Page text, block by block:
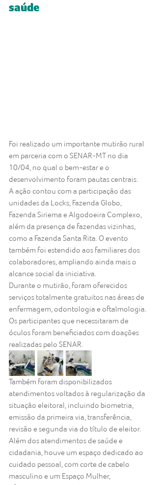
saúde
Foi realizado um importante mutirão rural
em parceria com o SENAR-MT no dia
10/04, no qual o bem-estar e o
desenvolvimento foram pautas centrais.
A ação contou com a participação das
unidades da Locks, Fazenda Globo,
Fazenda Siriema e Algodoeira Complexo,
além da presença de fazendas vizinhas,
como a Fazenda Santa Rita. O evento
também foi estendido aos familiares dos
colaboradores, ampliando ainda mais o
alcance social da iniciativa.
Durante o mutirão, foram oferecidos
serviços totalmente gratuitos nas áreas de
enfermagem, odontologia e oftalmologia.
Os participantes que necessitaram de
óculos foram beneficiados com doações
realizadas pelo SENAR.
Também foram disponibilizados
atendimentos voltados à regularização da
situação eleitoral, incluindo biometria,
emissão da primeira via, transferência,
revisão e segunda via do título de eleitor.
Além dos atendimentos de saúde e
cidadania, houve um espaço dedicado ao
cuidado pessoal, com corte de cabelo
masculino e um Espaço Mulher,